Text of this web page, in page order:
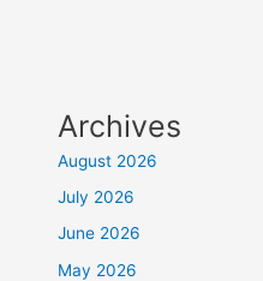
Archives
August 2026
July 2026
June 2026
May 2026